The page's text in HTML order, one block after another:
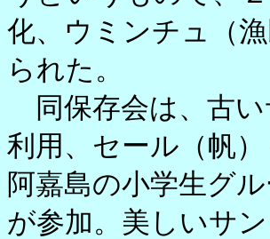
化、ウミンチュ（
られた。
同保存会は、古い
利用、セール（帆
阿嘉島の小学生グ
が参加。美しいサ